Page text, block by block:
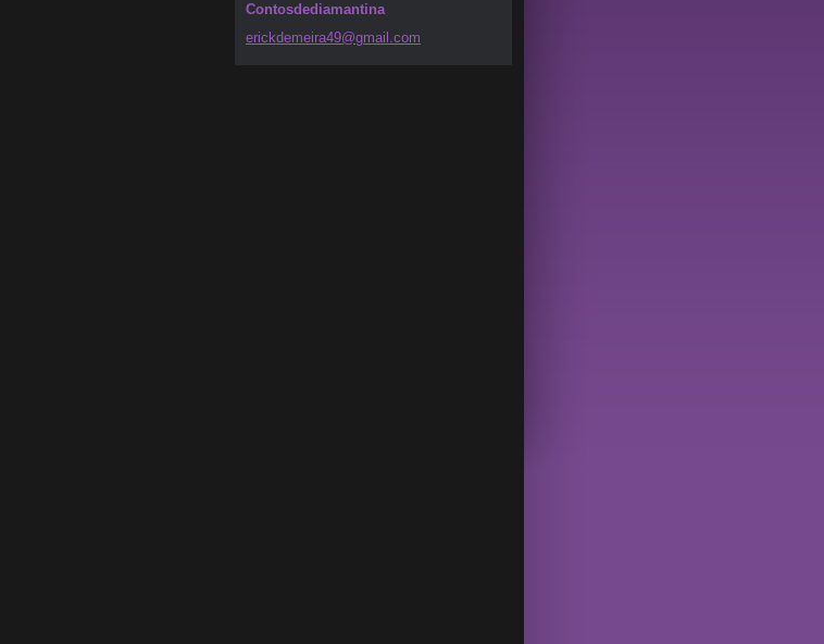
Contosdediamantina
erickdemeira49@gmail.com